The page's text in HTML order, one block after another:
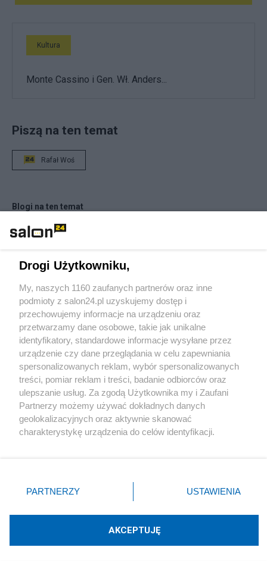
Kultura
Monte Cassino i Gen. Wł. Anders...
Piszą na ten temat
Rafał Woś
Blogi na ten temat
report
Napisz notkę
Polityka
Drogi Użytkowniku,
My, naszych 1160 zaufanych partnerów oraz inne
podmioty z salon24.pl uzyskujemy dostęp i
przechowujemy informacje na urządzeniu oraz
przetwarzamy dane osobowe, takie jak unikalne
identyfikatory, standardowe informacje wysyłane przez
urządzenie czy dane przeglądania w celu zapewniania
spersonalizowanych reklam, wybór spersonalizowanych
treści, pomiar reklam i treści, badanie odbiorców oraz
ulepszanie usług. Za zgodą Użytkownika my i Zaufani
Partnerzy możemy używać dokładnych danych
geolokalizacyjnych oraz aktywnie skanować
charakterystykę urządzenia do celów identyfikacji.
zmienić/wycofać klikając przycisk ustawień prywatności
znajdujący się w lewym dolnym rogu strony
rodzaje przetwarzania danych nie wymagają zgody
użytkownika, ale masz prawo sprzeciwić się takiemu
PARTNERZY USTAWIENIA
AKCEPTUJĘ